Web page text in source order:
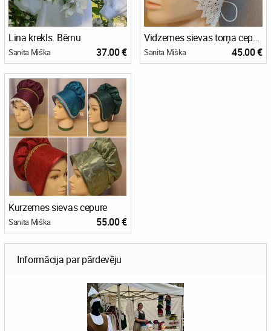
Lina krekls. Bērnu
Sanita Miška 37.00 €
Vidzemes sievas torņa cepure. Aube.
Sanita Miška 45.00 €
Kurzemes sievas cepure
Sanita Miška 55.00 €
Informācija par pārdevēju